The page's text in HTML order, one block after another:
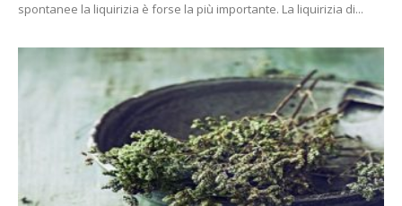
spontanee la liquirizia è forse la più importante. La liquirizia di...